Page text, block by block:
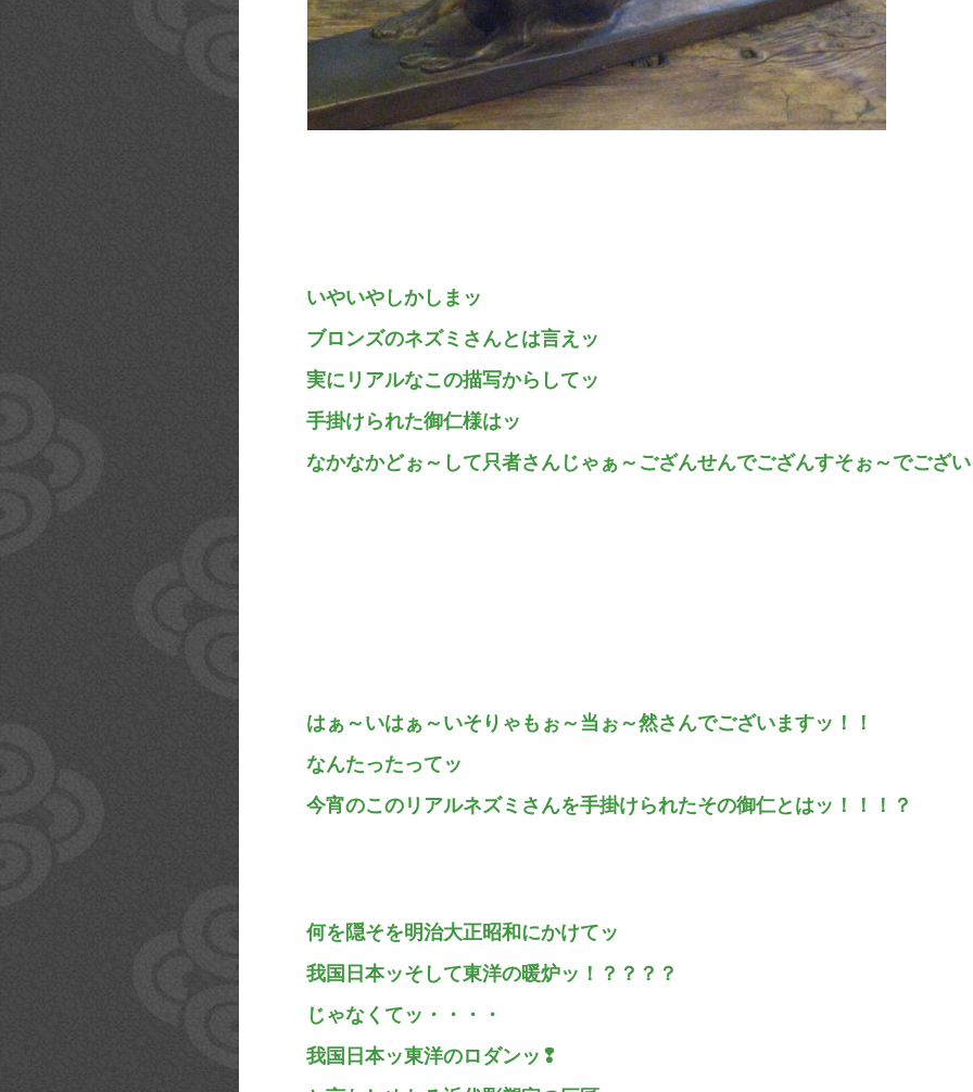
いやいやしかしまッ
ブロンズのネズミさんとは言えッ
実にリアルなこの描写からしてッ
手掛けられた御仁様はッ
なかなかどぉ～して只者さんじゃぁ～ござんせんでござんすそぉ～でござ
はぁ～いはぁ～いそりゃもぉ～当ぉ～然さんでございますッ！！
なんたったってッ
今宵のこのリアルネズミさんを手掛けられたその御仁とはッ！！！？
何を隠そを明治大正昭和にかけてッ
我国日本ッそして東洋の暖炉ッ！？？？？
じゃなくてッ・・・・
我国日本ッ東洋のロダンッ❢